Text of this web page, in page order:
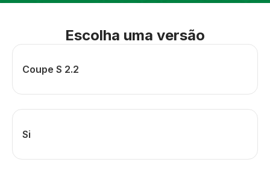
Escolha uma versão
Coupe S 2.2
Si